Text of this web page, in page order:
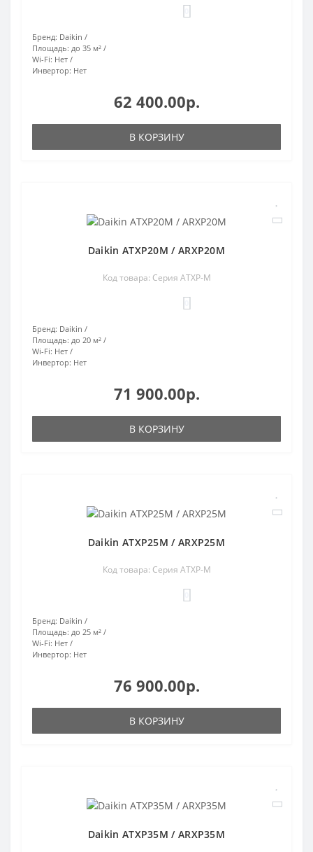
Бренд: Daikin
Площадь: до 35 м²
Wi-Fi: Нет
Инвертор: Нет
62 400.00р.
В КОРЗИНУ
Daikin ATXP20M / ARXP20M
Код товара: Серия ATXP-M
Бренд: Daikin
Площадь: до 20 м²
Wi-Fi: Нет
Инвертор: Нет
71 900.00р.
В КОРЗИНУ
Daikin ATXP25M / ARXP25M
Код товара: Серия ATXP-M
Бренд: Daikin
Площадь: до 25 м²
Wi-Fi: Нет
Инвертор: Нет
76 900.00р.
В КОРЗИНУ
Daikin ATXP35M / ARXP35M